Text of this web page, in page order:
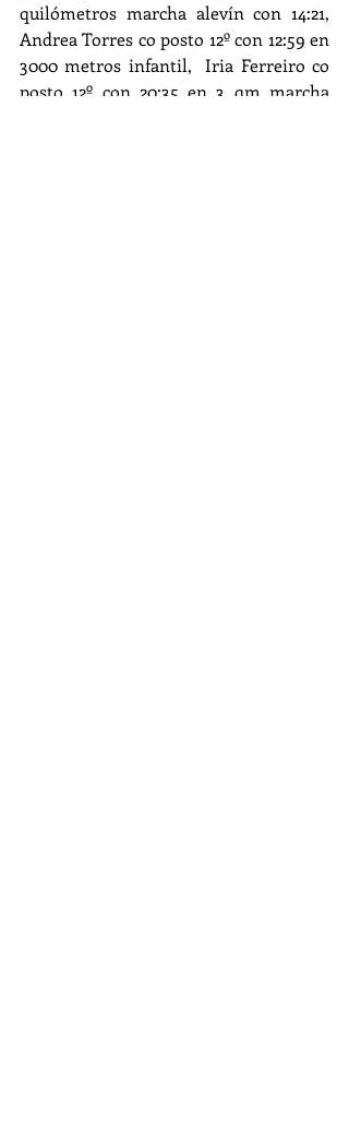
quilómetros marcha alevín con 14:21,
Andrea Torres co posto 12º con 12:59 en
3000 metros infantil,  Iria Ferreiro co
posto 12º con 20:35 en 3 qm marcha